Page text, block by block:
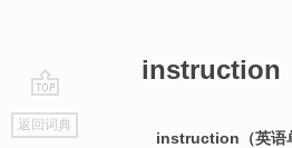
go
top
返回词典
instruction
instruction（英语